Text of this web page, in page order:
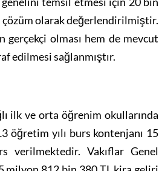
çözüm olarak değerlendirilmiştir.
gerçekçi olması hem de mevcut
edilmesi sağlanmıştır.
ilk ve orta öğrenim okullarında
öğretim yılı burs kontenjanı 15
Vakıflar Genel